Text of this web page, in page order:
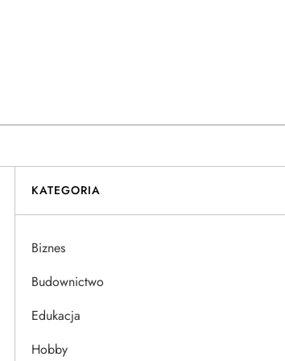
KATEGORIA
Biznes
Budownictwo
Edukacja
Hobby